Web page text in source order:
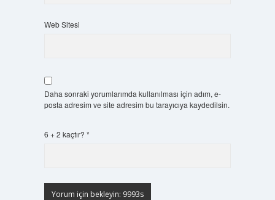
Web Sitesi
Daha sonraki yorumlarımda kullanılması için adım, e-
posta adresim ve site adresim bu tarayıcıya kaydedilsin.
6 + 2 kaçtır? *